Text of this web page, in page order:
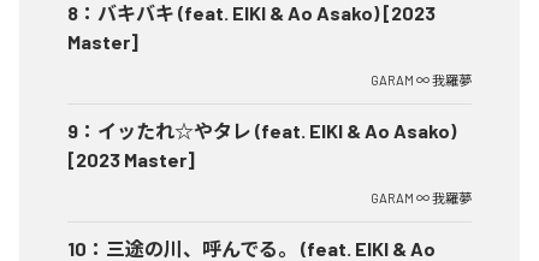
8 ： バキバキ (feat. EIKI & Ao Asako) [2023
Master]
GARAM ∞ 我羅夢
9 ： イッたれ☆やタレ (feat. EIKI & Ao Asako)
[2023 Master]
GARAM ∞ 我羅夢
10 ： 三途の川、呼んでる。 (feat. EIKI & Ao